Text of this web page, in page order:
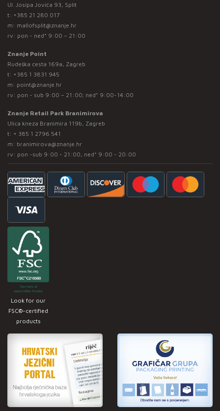
Ul. Josipa Jovića 93, Split
t: +385 21 280 017
m: mallofsplit@znanje.hr
rv: pon - ned* 9:00 – 21:00
Znanje Point
Rudeška cesta 169a, Zagreb
t: +385 1 3831 945
m: point@znanje.hr
rv: pon - sub 9:00 – 21:00; ned* 9:00-14:00
Znanje Retail Park Branimirova
Ulica kneza Branimira 119b, Zagreb
t: + 385 1 2796 541
m: branimirova@znanje.hr
rv: pon -sub 9:00 - 21:00, ned* 9:00 - 20:00
Look for our
FSC®-certified
products